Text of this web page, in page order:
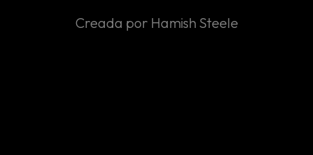
Creada por Hamish Steele